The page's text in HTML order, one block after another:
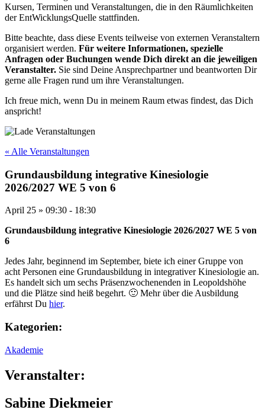
Kursen, Terminen und Veranstaltungen, die in den Räumlichkeiten
der EntWicklungsQuelle stattfinden.
Bitte beachte, dass diese Events teilweise von externen Veranstaltern
organisiert werden. Für weitere Informationen, spezielle
Anfragen oder Buchungen wende Dich direkt an die jeweiligen
Veranstalter. Sie sind Deine Ansprechpartner und beantworten Dir
gerne alle Fragen rund um ihre Veranstaltungen.
Ich freue mich, wenn Du in meinem Raum etwas findest, das Dich
anspricht!
« Alle Veranstaltungen
Grundausbildung integrative Kinesiologie
2026/2027 WE 5 von 6
April 25 » 09:30 - 18:30
Grundausbildung integrative Kinesiologie 2026/2027 WE 5 von
6
Jedes Jahr, beginnend im September, biete ich einer Gruppe von
acht Personen eine Grundausbildung in integrativer Kinesiologie an.
Es handelt sich um sechs Präsenzwochenenden in Leopoldshöhe
und die Plätze sind heiß begehrt. 🙂 Mehr über die Ausbildung
erfährst Du hier.
Kategorien:
Akademie
Veranstalter:
Sabine Diekmeier